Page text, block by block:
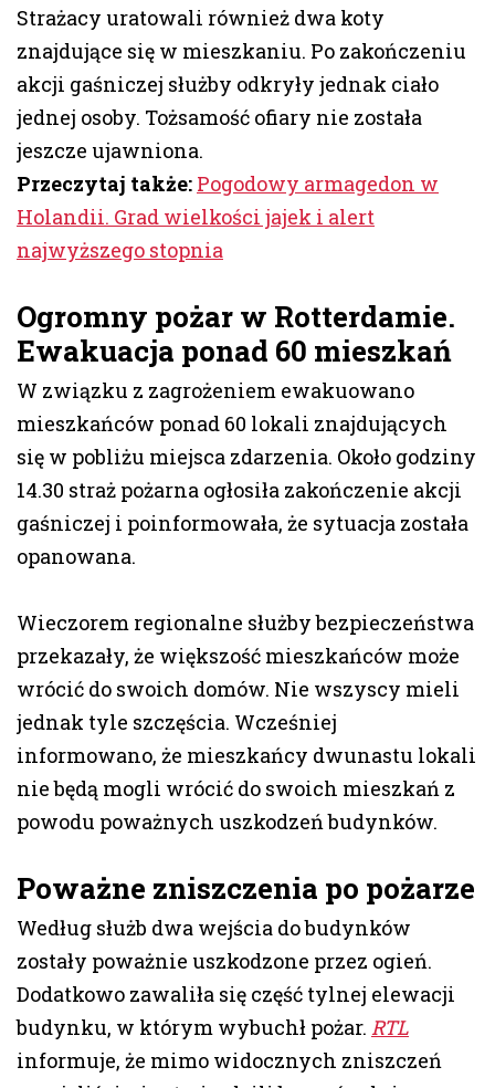
Strażacy uratowali również dwa koty
znajdujące się w mieszkaniu. Po zakończeniu
akcji gaśniczej służby odkryły jednak ciało
jednej osoby. Tożsamość ofiary nie została
jeszcze ujawniona.
Przeczytaj także: Pogodowy armagedon w
Holandii. Grad wielkości jajek i alert
najwyższego stopnia
Ogromny pożar w Rotterdamie.
Ewakuacja ponad 60 mieszkań
W związku z zagrożeniem ewakuowano
mieszkańców ponad 60 lokali znajdujących
się w pobliżu miejsca zdarzenia. Około godziny
14.30 straż pożarna ogłosiła zakończenie akcji
gaśniczej i poinformowała, że sytuacja została
opanowana.
Wieczorem regionalne służby bezpieczeństwa
przekazały, że większość mieszkańców może
wrócić do swoich domów. Nie wszyscy mieli
jednak tyle szczęścia. Wcześniej
informowano, że mieszkańcy dwunastu lokali
nie będą mogli wrócić do swoich mieszkań z
powodu poważnych uszkodzeń budynków.
Poważne zniszczenia po pożarze
Według służb dwa wejścia do budynków
zostały poważnie uszkodzone przez ogień.
Dodatkowo zawaliła się część tylnej elewacji
budynku, w którym wybuchł pożar. RTL
informuje, że mimo widocznych zniszczeń